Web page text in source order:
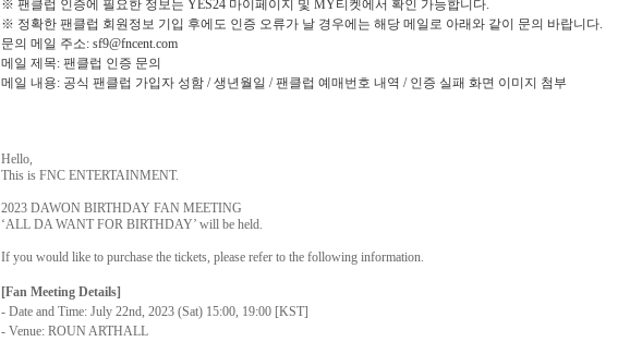
※ 팬클럽 인증에 필요한 정보는 YES24 마이페이지 및 MY티켓에서 확인 가능합니다.
※ 정확한 팬클럽 회원정보 기입 후에도 인증 오류가 날 경우에는 해당 메일로 아래와 같이 문의 바랍니다.
문의 메일 주소: sf9@fncent.com
메일 제목: 팬클럽 인증 문의
메일 내용: 공식 팬클럽 가입자 성함 /생년월일 /팬클럽 예매번호 내역 / 인증 실패 화면 이미지 첨부
Hello,
This is FNC ENTERTAINMENT.
2023 DAWON BIRTHDAY FAN MEETING
‘ALL DA WANT FOR BIRTHDAY’ will be held.
If you would like to purchase the tickets, please refer to the following information.
[Fan Meeting Details]
- Date and Time: July 22nd, 2023 (Sat) 15:00, 19:00 [KST]
- Venue: ROUN ARTHALL